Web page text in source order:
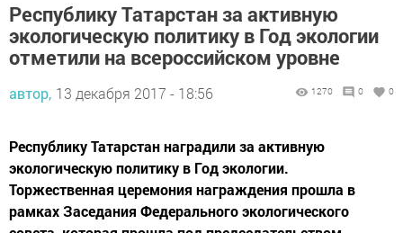
Республику Татарстан за активную
экологическую политику в Год экологии
отметили на всероссийском уровне
автор, 13 декабря 2017 - 18:56 1270 0 0
Республику Татарстан наградили за активную
экологическую политику в Год экологии.
Торжественная церемония награждения прошла в
рамках Заседания Федерального экологического